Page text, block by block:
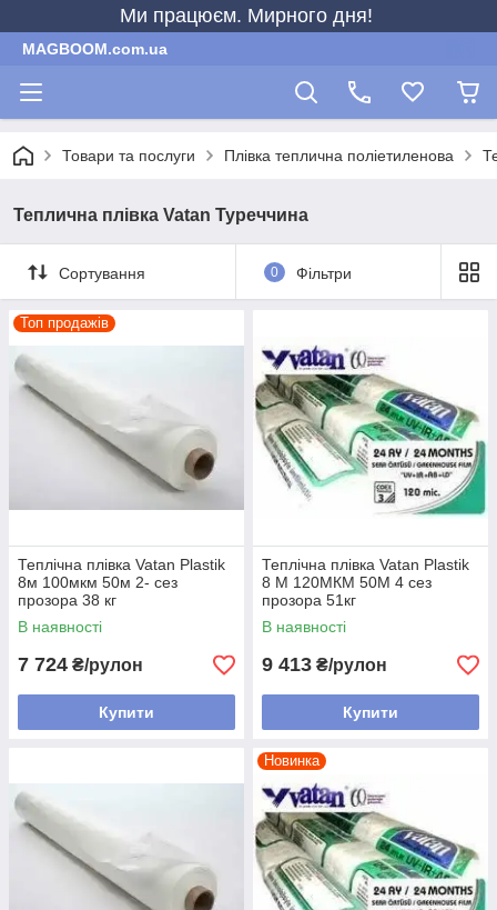
Ми працюєм. Мирного дня!
MAGBOOM.com.ua
Товари та послуги Плівка теплична поліетиленова
Теплична плівка Vatan Туреччина
Сортування 0 Фільтри
Топ продажів
Теплічна плівка Vatan Plastik
8м 100мкм 50м 2- сез
прозора 38 кг
В наявності
7 724 ₴/рулон
Купити
Теплічна плівка Vatan Plastik
8 М 120МКМ 50М 4 сез
прозора 51кг
В наявності
9 413 ₴/рулон
Купити
Новинка